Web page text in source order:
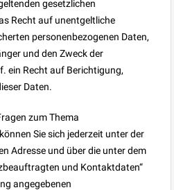
gesetzlichen
Recht auf unentgeltliche
personenbezogenen Daten,
und den Zweck der
ein Recht auf Berichtigung,
Daten.
zum Thema
Sie sich jederzeit unter der
Adresse und über die unter dem
und Kontaktdaten“
angegebenen